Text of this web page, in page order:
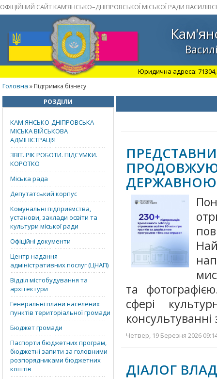
ОФІЦІЙНИЙ САЙТ КАМ’ЯНСЬКО–ДНІПРОВСЬКОЇ МІСЬКОЇ РАДИ
Юридична адреса: 71304,
Головна » Підтримка бізнесу
РОЗДІЛИ
КАМ'ЯНСЬКО-ДНІПРОВСЬКА
МІСЬКА ВІЙСЬКОВА
АДМІНІСТРАЦІЯ
ЗВІТ. РІК РОБОТИ. ПІДСУМКИ.
КОРОТКО
Міська рада
Депутатський корпус
Комунальні підприємства,
установи, заклади освіти та
культури міської ради
Офіційні документи
Центр надання
адміністративних послуг (ЦНАП)
Відділ містобудування та
архітектури
Генеральні плани населених
пунктів територіальної громади
Бюджет громади
Паспорти бюджетних програм,
бюджетні запити за головними
розпорядниками бюджетних
коштів
ДЕРЖАВНОЮ
та
сфері
Четвер, 19 Березня 2026
ДІАЛОГ